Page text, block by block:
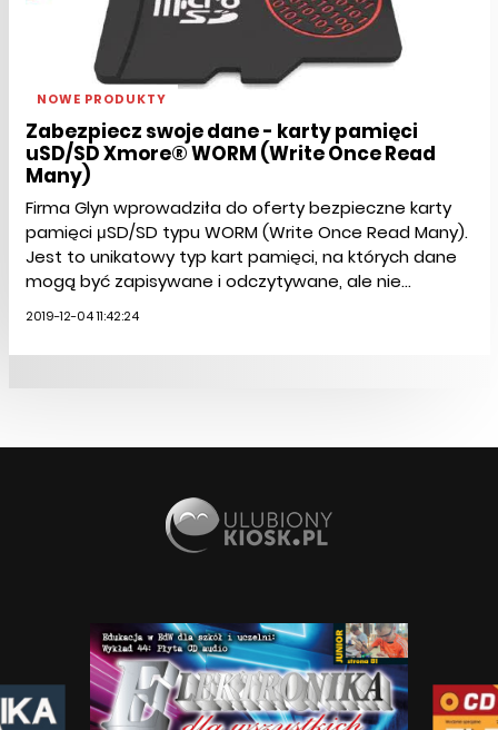
NOWE PRODUKTY
Zabezpiecz swoje dane - karty pamięci
uSD/SD Xmore® WORM (Write Once Read
Many)
Firma Glyn wprowadziła do oferty bezpieczne karty
pamięci μSD/SD typu WORM (Write Once Read Many).
Jest to unikatowy typ kart pamięci, na których dane
mogą być zapisywane i odczytywane, ale nie...
2019-12-04 11:42:24